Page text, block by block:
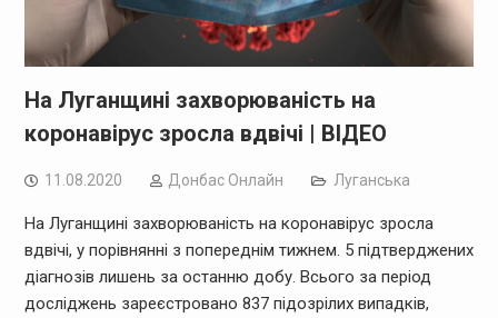
На Луганщині захворюваність на
коронавірус зросла вдвічі | ВІДЕО
11.08.2020 Дoнбас Онлайн Луганська
На Луганщині захворюваність на коронавірус зросла
вдвічі, у порівнянні з попереднім тижнем. 5 підтверджених
діагнозів лишень за останню добу. Всього за період
досліджень зареєстровано 837 підозрілих випадків,